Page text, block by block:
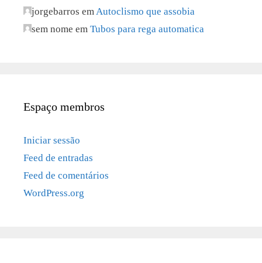
jorgebarros em Autoclismo que assobia
sem nome em Tubos para rega automatica
Espaço membros
Iniciar sessão
Feed de entradas
Feed de comentários
WordPress.org